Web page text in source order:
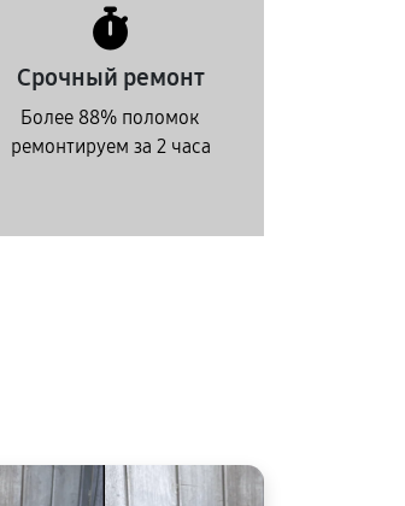
Срочный ремонт
Более 88% поломок
ремонтируем за 2 часа